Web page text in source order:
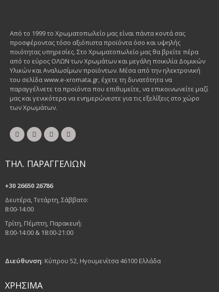
Από το 1999 το Χρωματοπωλείο μας είναι πάντα κοντά σας
προσφέροντας τόσο αξιόπιστα προϊόντα όσο και υψηλής
ποιότητας υπηρεσίες. Στο Χρωματοπωλείο μας θα βρείτε πέρα
από το εύρος ΟΛΩΝ των Χρωμάτων και μεγάλη ποικιλία Δομικών
Υλικών και Αναλωσίμων προϊόντων. Μέσα από την ηλεκτρονική
του σελίδα www.e-xromata.gr, έχετε τη δυνατότητα να
παραγγέλνετε τα προϊόντα που επιθυμείτε, να επικοινωνείτε μαζί
μας και γενικότερα να ενημερώνεστε για τις εξελίξεις στο χώρο
των Χρωμάτων.
ΤΗΛ. ΠΑΡΑΓΓΕΛΙΩΝ
+30 26650 26786
Δευτέρα, Τετάρτη, Σάββατο:
8:00-14:00
Τρίτη, Πέμπτη, Παρακευή:
8:00-14:00 & 18:00-21:00
Διεύθυνση: Κύπρου 52, Ηγουμενίτσα 46100 Ελλάδα
ΧΡΗΣΙΜΑ